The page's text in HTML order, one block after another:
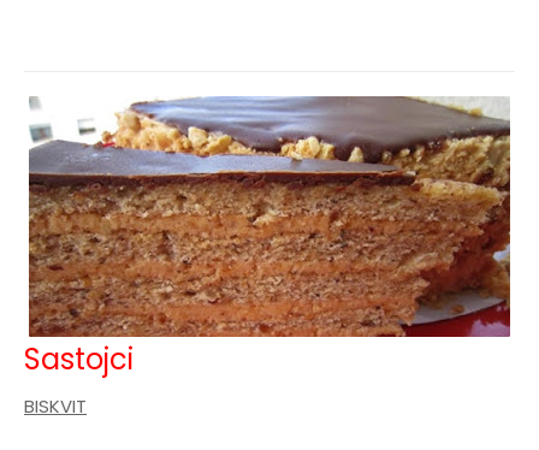
Sastojci
BISKVIT